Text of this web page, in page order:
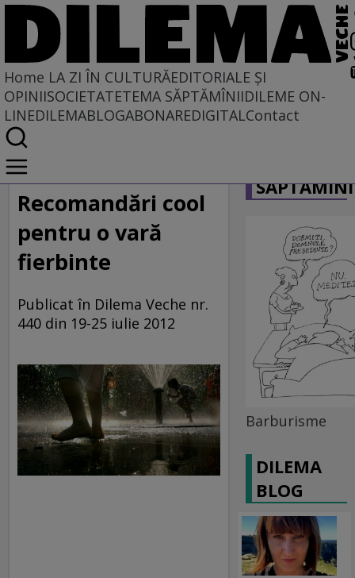
Home LA ZI ÎN CULTURĂEDITORIALE ȘI
OPINIISOCIETATETEMA SĂPTĂMÎNIIDILEME ON-
LINEDILEMABLOGABONAREDIGITALContact
Home
La zi în cultură
DILEMA VECHE VĂ RECOMANDĂ
Recomandări cool
pentru o vară
fierbinte
Publicat în Dilema Veche nr.
440 din 19-25 iulie 2012
Barburisme
DILEMA
BLOG